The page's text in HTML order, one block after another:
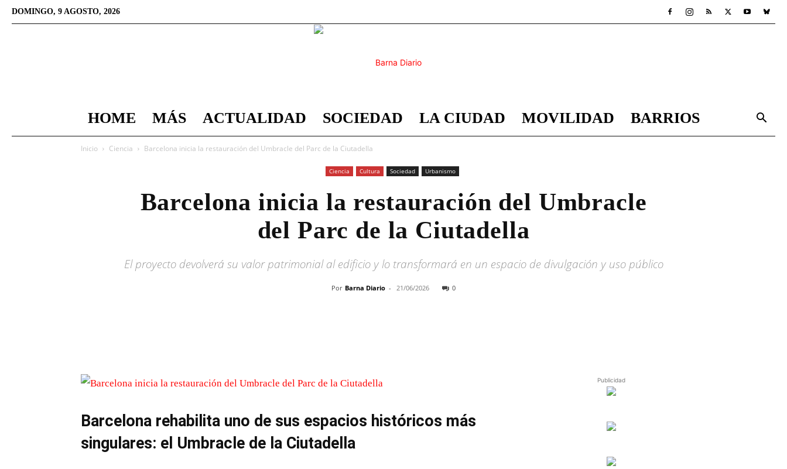
DOMINGO, 9 AGOSTO, 2026
Barna
HOME MÁS ACTUALIDAD SOCIEDAD LA CIUDAD MOVILIDAD BARRIOS
Inicio Ciencia Barcelona inicia la restauración del Umbracle del Parc de la Ciutadella
Ciencia Cultura Sociedad Urbanismo
Barcelona inicia la restauración del Umbracle
del Parc de la Ciutadella
El proyecto devolverá su valor patrimonial al edificio y lo transformará en un espacio de divulgación y uso público
Por Barna Diario - 21/06/2026 0
Barcelona rehabilita uno de sus espacios históricos más
singulares: el Umbracle de la Ciutadella
Publicidad